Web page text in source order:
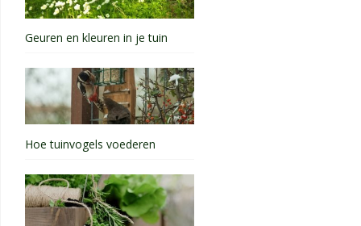
Geuren en kleuren in je tuin
Hoe tuinvogels voederen